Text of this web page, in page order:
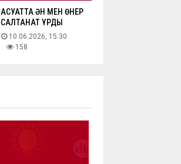
АҚСУАТТА ӘН МЕН ӨНЕР
САЛТАНАТ ҚҰРДЫ
10.06.2026, 15:30
158